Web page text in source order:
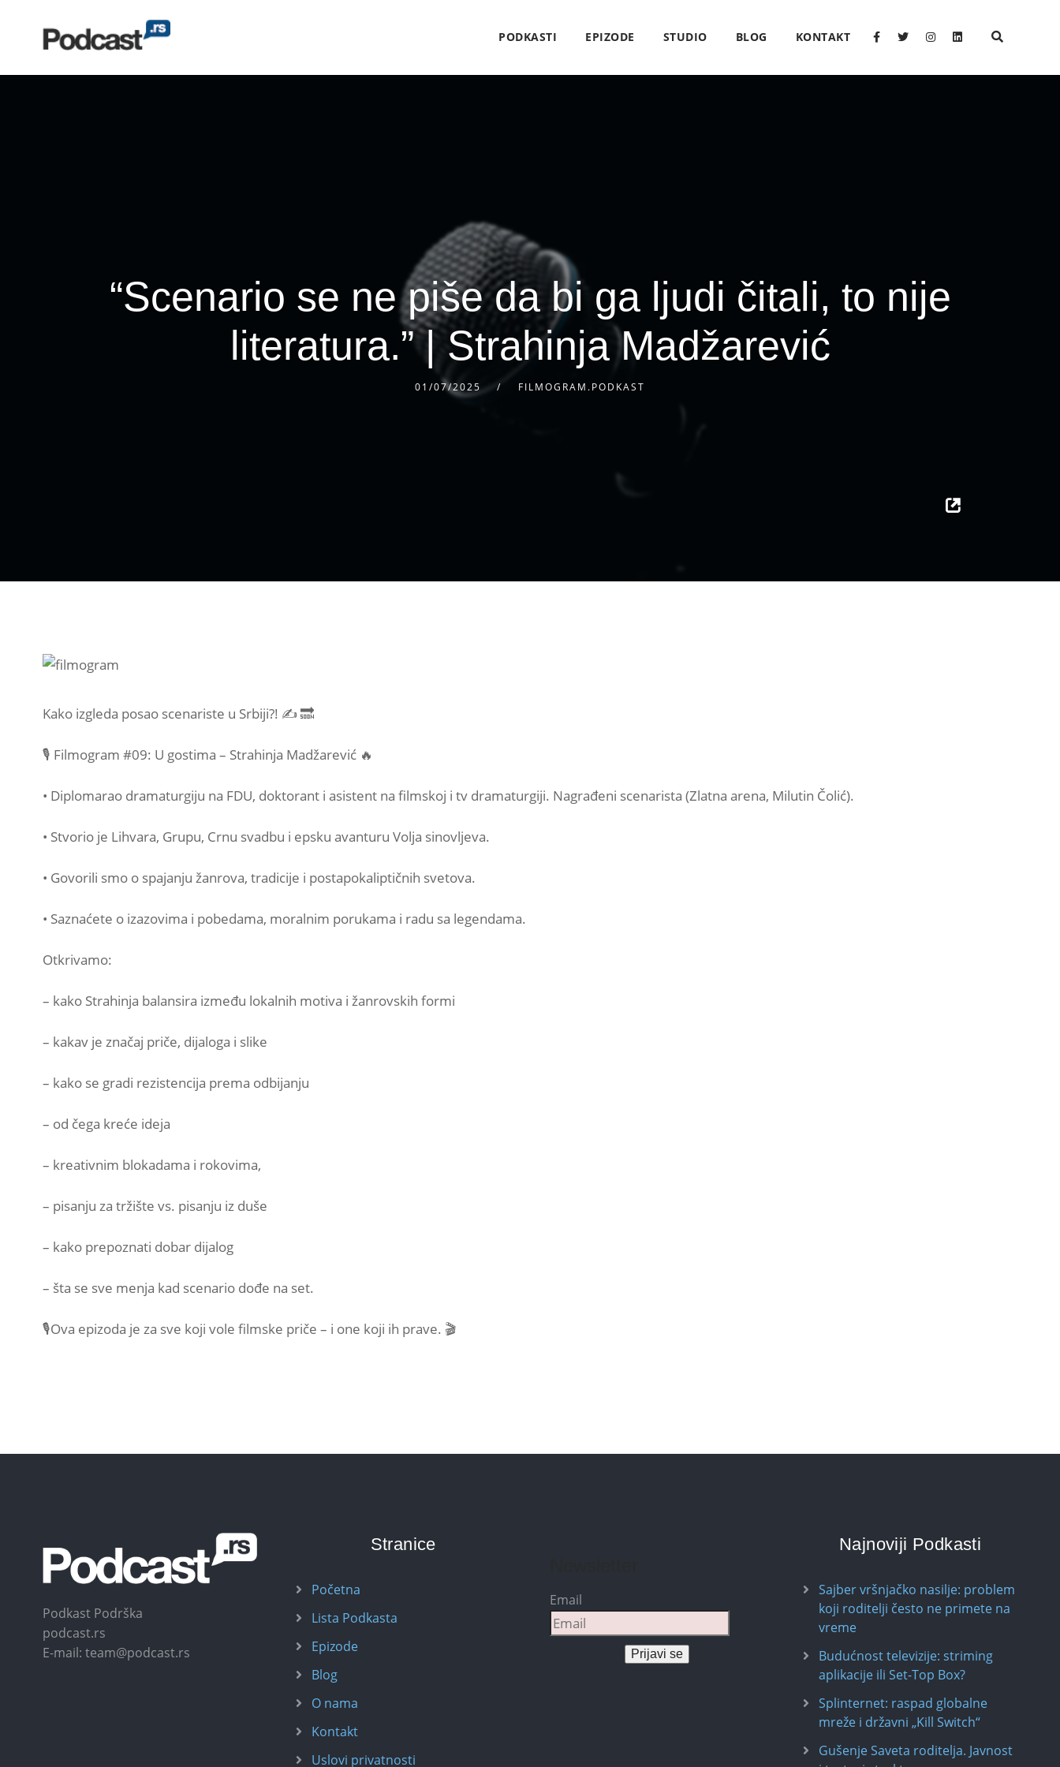
PODKASTI EPIZODE STUDIO BLOG KONTAKT
“Scenario se ne piše da bi ga ljudi čitali, to nije
literatura.” | Strahinja Madžarević
01/07/2025 FILMOGRAM.PODKAST
Kako izgleda posao scenariste u Srbiji?! ✍️ 🔜
🎙 Filmogram #09: U gostima – Strahinja Madžarević 🔥
• Diplomarao dramaturgiju na FDU, doktorant i asistent na filmskoj i tv dramaturgiji. Nagrađeni scenarista (Zlatna arena, Milutin Čolić).
• Stvorio je Lihvara, Grupu, Crnu svadbu i epsku avanturu Volja sinovljeva.
• Govorili smo o spajanju žanrova, tradicije i postapokaliptičnih svetova.
• Saznaćete o izazovima i pobedama, moralnim porukama i radu sa legendama.
Otkrivamo:
– kako Strahinja balansira između lokalnih motiva i žanrovskih formi
– kakav je značaj priče, dijaloga i slike
– kako se gradi rezistencija prema odbijanju
– od čega kreće ideja
– kreativnim blokadama i rokovima,
– pisanju za tržište vs. pisanju iz duše
– kako prepoznati dobar dijalog
– šta se sve menja kad scenario dođe na set.
🎙️Ova epizoda je za sve koji vole filmske priče – i one koji ih prave. 🎬
Podkast Podrška
podcast.rs
E-mail: team@podcast.rs
Stranice
Početna
Lista Podkasta
Epizode
Blog
O nama
Kontakt
Uslovi privatnosti
Email
Prijavi se
Najnoviji Podkasti
Sajber vršnjačko nasilje: problem
koji roditelji često ne primete na
vreme
Budućnost televizije: striming
aplikacije ili Set-Top Box?
Splinternet: raspad globalne
mreže i državni „Kill Switch“
Gušenje Saveta roditelja. Javnost